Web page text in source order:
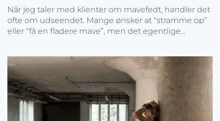
Når jeg taler med klienter om mavefedt, handler det
ofte om udseendet. Mange ønsker at “stramme op”
eller “få en fladere mave”, men det egentlige...